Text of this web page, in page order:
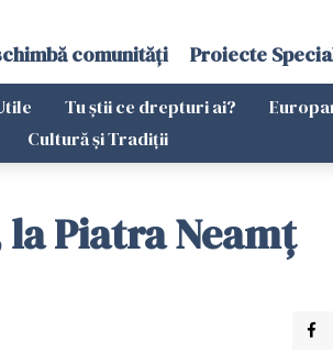
comunități Proiecte
Tu știi ce drepturi ai?
Cultură și Tradiții
Piatra Neamţ